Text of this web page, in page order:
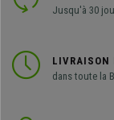
Jusqu'à 30
LIVRAISON
dans toute la